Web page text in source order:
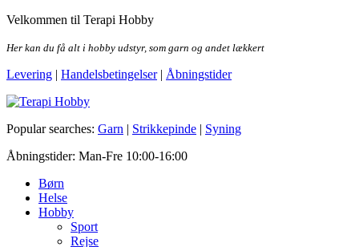
Skip
the
Velkommen til Terapi Hobby
Her kan du få alt i hobby udstyr, som garn og andet lækkert
Levering | Handelsbetingelser| Åbningstider
Terapi Hobby
Popular searches: Garn | Strikkepinde | Syning
Åbningstider: Man-Fre 10:00-16:00
Børn
Helse
Hobby
Sport
Rejse